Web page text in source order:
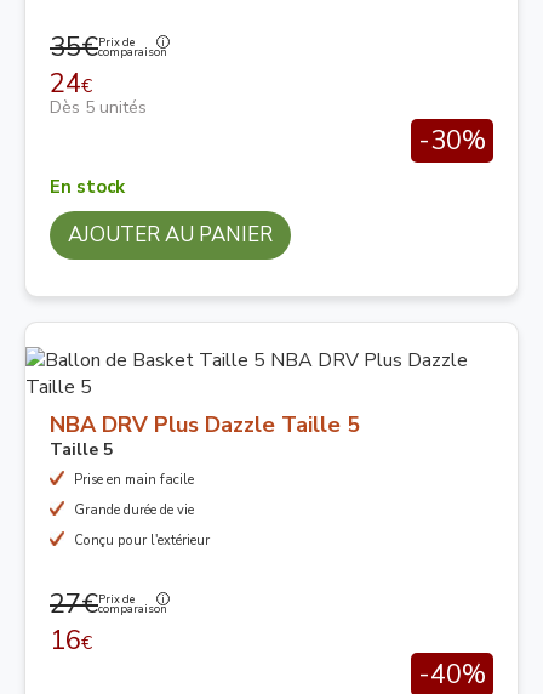
35€Prix de
comparaison
24€
Dès 5 unités
-30%
En stock
AJOUTER AU PANIER
NBA DRV Plus Dazzle Taille 5
Taille 5
Prise en main facile
Grande durée de vie
Conçu pour l'extérieur
27€Prix de
comparaison
16€
-40%